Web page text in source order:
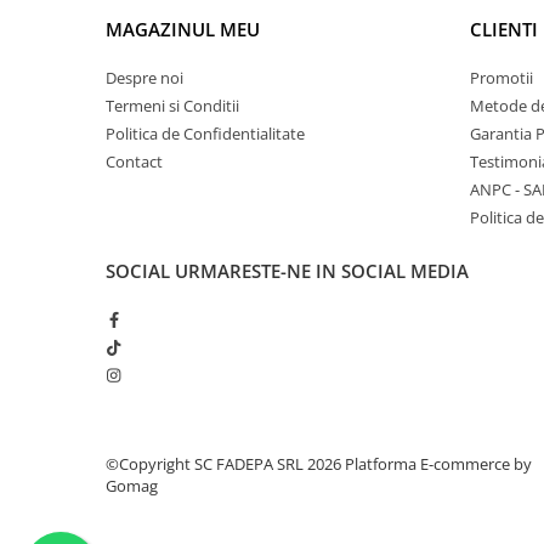
MAGAZINUL MEU
Despre noi
Termeni si Conditii
Politica de Confidentialitate
Contact
CLIENTI
Promotii
Metode
Garantia
ANPC -
Politica
SOCIAL URMARESTE-NE IN SOCIAL MEDIA
©Copyright SC FADEPA SRL 2026 Platforma E-commerce by
Gomag